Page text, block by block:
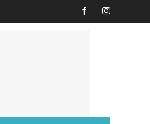
FacebookInstagram